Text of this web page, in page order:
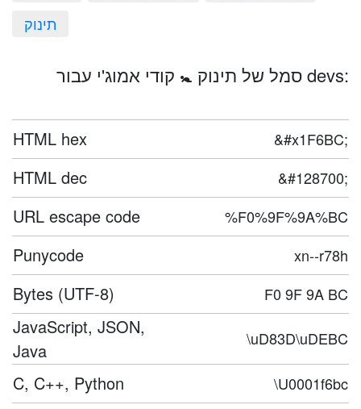
תינוק
סמל של תינוק 🚼 קודי אמוג'י עבור devs:
HTML hex &#x1F6BC;
HTML dec &#128700;
URL escape code %F0%9F%9A%BC
Punycode xn--r78h
Bytes (UTF-8) F0 9F 9A BC
JavaScript, JSON,
Java
\uD83D\uDEBC
C, C++, Python \U0001f6bc